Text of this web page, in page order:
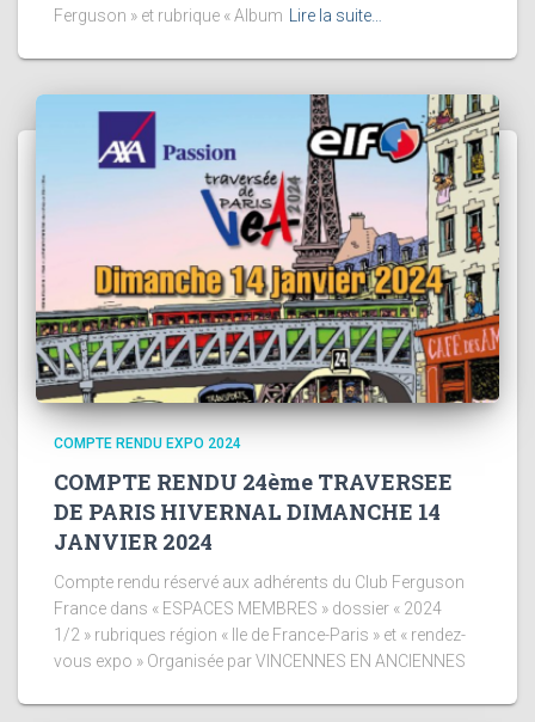
Ferguson » et rubrique « Album
Lire la suite…
COMPTE RENDU EXPO 2024
COMPTE RENDU 24ème TRAVERSEE
DE PARIS HIVERNAL DIMANCHE 14
JANVIER 2024
Compte rendu réservé aux adhérents du Club Ferguson
France dans « ESPACES MEMBRES » dossier « 2024
1/2 » rubriques région « Ile de France-Paris » et « rendez-
vous expo » Organisée par VINCENNES EN ANCIENNES